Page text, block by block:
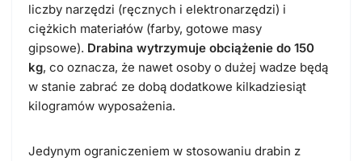
liczby narzędzi (ręcznych i elektronarzędzi) i
ciężkich materiałów (farby, gotowe masy
gipsowe). Drabina wytrzymuje obciążenie do 150
kg, co oznacza, że nawet osoby o dużej wadze będą
w stanie zabrać ze dobą dodatkowe kilkadziesiąt
kilogramów wyposażenia.
Jedynym ograniczeniem w stosowaniu drabin z